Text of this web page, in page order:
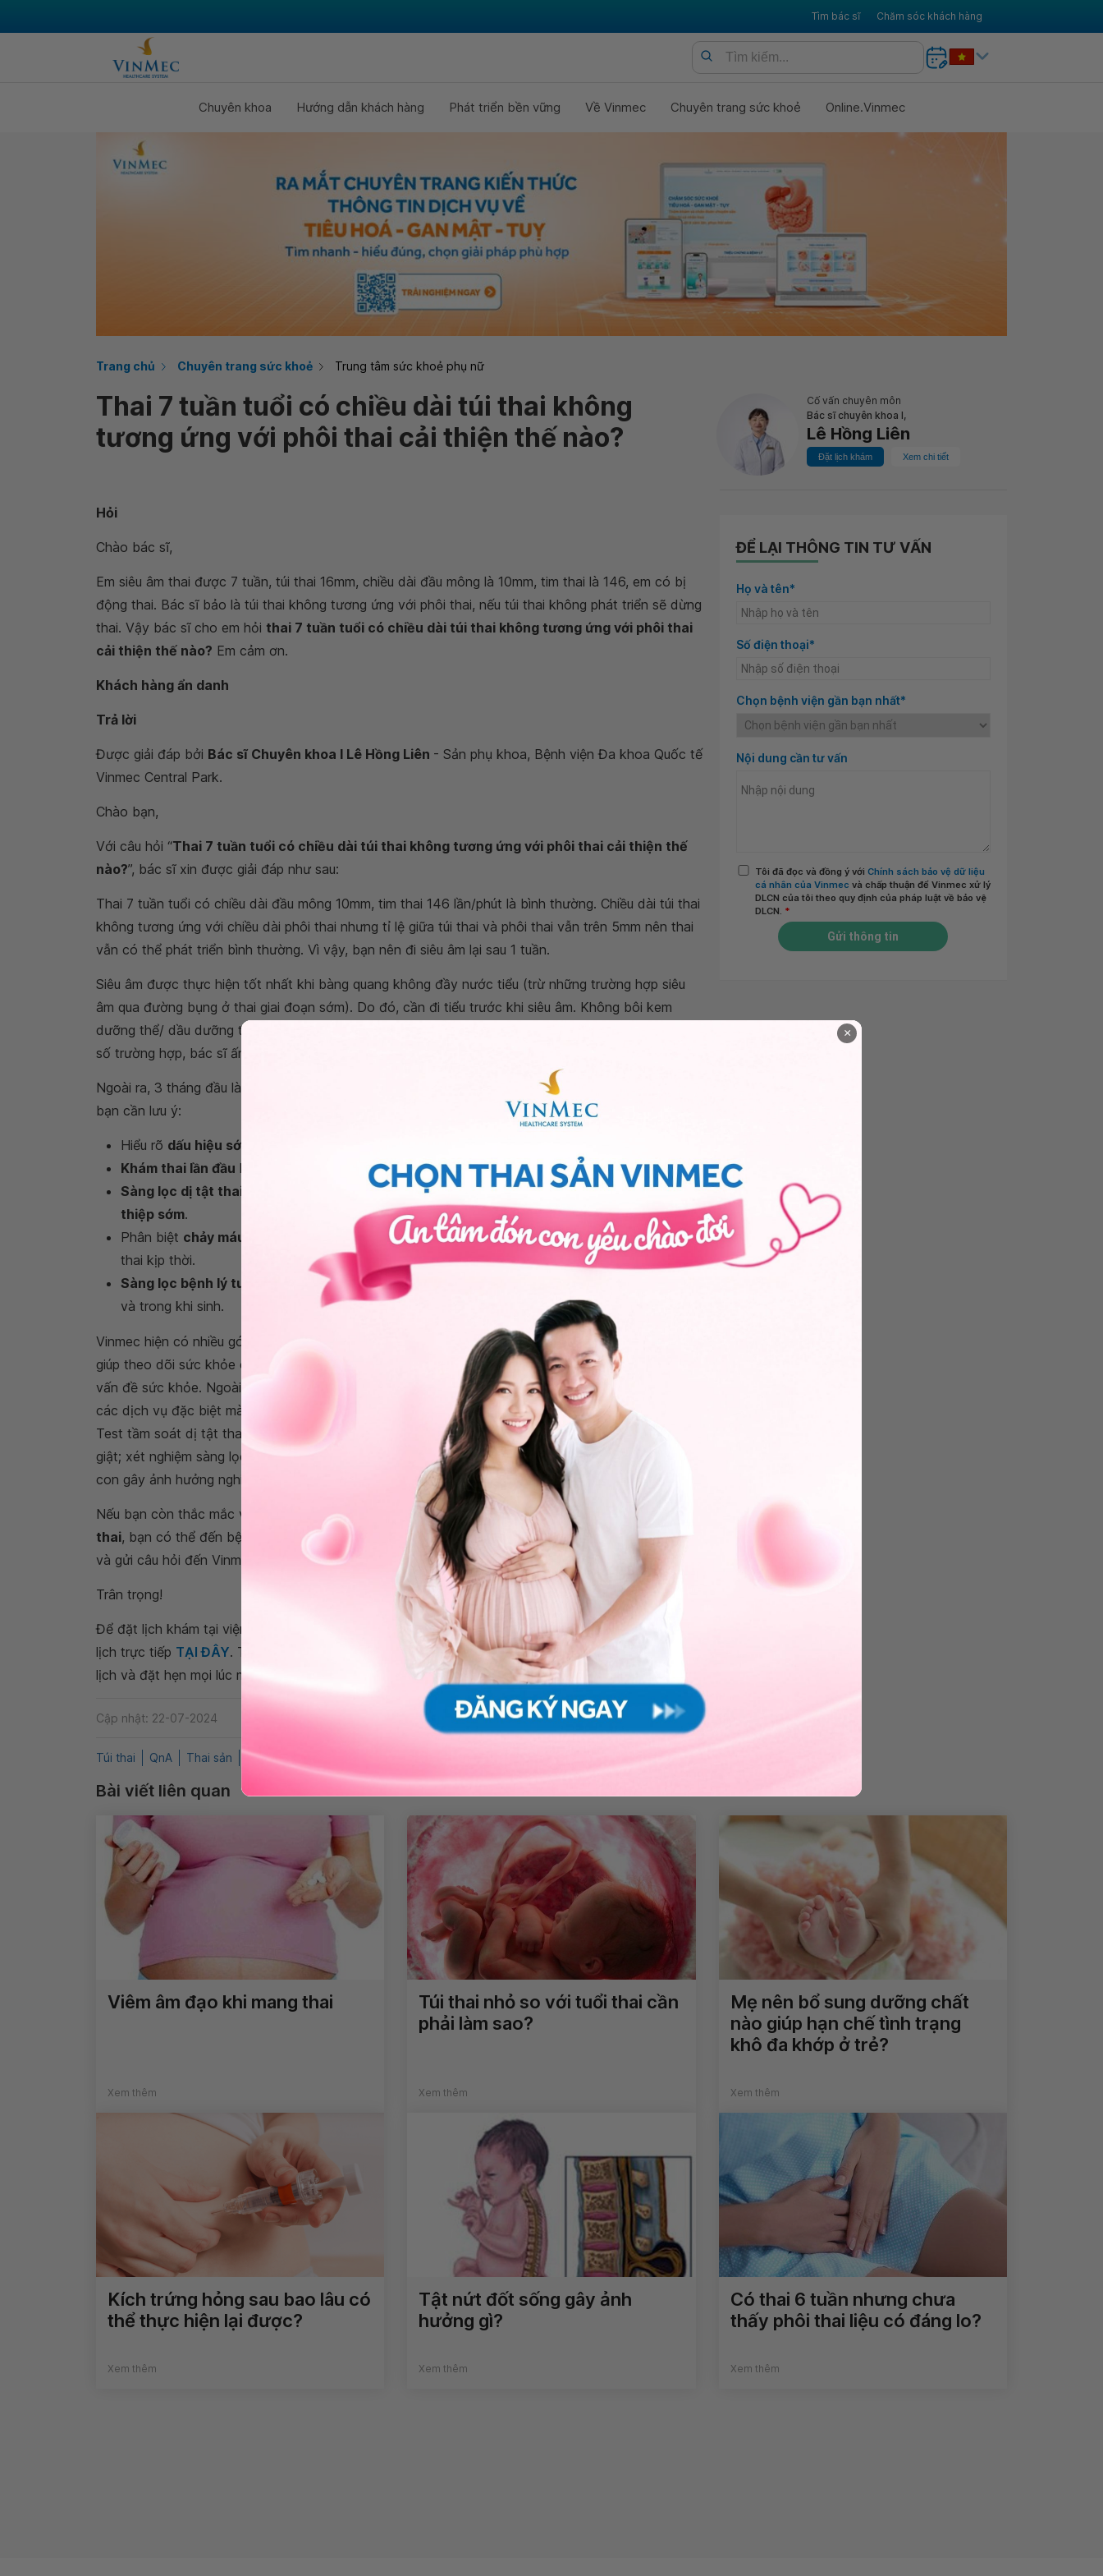
Tìm bác sĩ Chăm sóc khách hàng
Chuyên khoa Hướng dẫn khách hàng Phát triển bền vững Về Vinmec Chuyên trang sức khoẻ Online.Vinmec
Trang chủ Chuyên trang sức khoẻ Trung tâm sức khoẻ phụ nữ
Thai 7 tuần tuổi có chiều dài túi thai không
tương ứng với phôi thai cải thiện thế nào?
Cố vấn chuyên môn
Bác sĩ chuyên khoa I,
Lê Hồng Liên
Đặt lịch khám Xem chi tiết
Hỏi
Chào bác sĩ,
Em siêu âm thai được 7 tuần, túi thai 16mm, chiều dài đầu mông là 10mm, tim thai là 146, em có bị
động thai. Bác sĩ bảo là túi thai không tương ứng với phôi thai, nếu túi thai không phát triển sẽ dừng
thai. Vậy bác sĩ cho em hỏi thai 7 tuần tuổi có chiều dài túi thai không tương ứng với phôi thai
cải thiện thế nào? Em cảm ơn.
Khách hàng ẩn danh
Trả lời
Được giải đáp bởi Bác sĩ Chuyên khoa I Lê Hồng Liên - Sản phụ khoa, Bệnh viện Đa khoa Quốc tế
Vinmec Central Park.
Chào bạn,
Với câu hỏi “Thai 7 tuần tuổi có chiều dài túi thai không tương ứng với phôi thai cải thiện thế
nào?”, bác sĩ xin được giải đáp như sau:
Thai 7 tuần tuổi có chiều dài đầu mông 10mm, tim thai 146 lần/phút là bình thường. Chiều dài túi thai
không tương ứng với chiều dài phôi thai nhưng tỉ lệ giữa túi thai và phôi thai vẫn trên 5mm nên thai
vẫn có thể phát triển bình thường. Vì vậy, bạn nên đi siêu âm lại sau 1 tuần.
Siêu âm được thực hiện tốt nhất khi bàng quang không đầy nước tiểu (trừ những trường hợp siêu
âm qua đường bụng ở thai giai đoạn sớm). Do đó, cần đi tiểu trước khi siêu âm. Không bôi kem
dưỡng thể/ dầu dưỡng trong vòng 48 tiếng trước khi siêu âm. Siêu âm không gây đau. Tuy nhiên, 1
số trường hợp, bác sĩ ấn đầu dò hơi mạnh có thể gây khó chịu.
Ngoài ra, 3 tháng đầu là thời điểm nhạy cảm nhất trong suốt thai kỳ. Để mẹ và bé được khỏe mạnh,
bạn cần lưu ý:
Hiểu rõ dấu hiệu sớm khi mang thai
Khám thai lần đầu kịp thời, đúng và đủ, tránh khám quá sớm/ quá muộn.
Sàng lọc dị tật thai nhi tuần thứ 12
phát hiện những dị tật thai nhi nguy hiểm có thể can
thiệp sớm.
Phân biệt chảy máu âm đạo thông thường và chảy máu âm đạo bệnh lýđể can thiệp giữ
thai kịp thời.
Sàng lọc bệnh lý tuyến giáp trong 3 tháng đầu thai kỳ
và trong khi sinh.
Vinmec hiện có nhiều gói thai sản (12-27-36 tuần), trong đó chương trình thai sản trọn gói 12 tuần
giúp theo dõi sức khỏe của mẹ và bé ngay từ đầu thai kỳ, phát hiện sớm và can thiệp kịp thời các
vấn đề sức khỏe. Ngoài các dịch vụ thông thường, chương trình theo dõi thai sản từ 12 tuần có
các dịch vụ đặc biệt mà các gói thai sản khác không có như: xét nghiệm Double Test hoặc Triple
Test tầm soát dị tật thai nhi; xét nghiệm định lượng yếu tố tân tạo mạch máu chẩn đoán tiền sản
giật; xét nghiệm sàng lọc tuyến giáp; xét nghiệm Rubella; xét nghiệm ký sinh trùng lây từ mẹ sang
con gây ảnh hưởng nghiêm trọng đến sự phát triển não bộ và thể chất của bé sau sinh.
Nếu bạn còn thắc mắc về việc
thai 7 tuần tuổi có chiều dài túi thai không tương ứng với phôi
thai, bạn có thể đến bệnh viện thuộc Hệ thống Y tế Vinmecđể kiểm tra. Cảm ơn bạn đã tin tưởng
và gửi câu hỏi đến Vinmec. Chúc bạn có thật nhiều sức khỏe.
Trân trọng!
Để đặt lịch khám tại viện, Quý khách vui lòng bấm số HOTLINE , đặt muaGÓI DỊCH VỤhoặc đặt
lịch trực tiếp TẠI ĐÂY. Tải và đặt lịch khám tự động trên ứng dụng My Vinmec để quản lý, theo dõi
lịch và đặt hẹn mọi lúc mọi nơi ngay trên ứng dụng.
Cập nhật: 22-07-2024 Chia sẻ
Túi thai QnA Thai sản Phôi thai
ĐỂ LẠI THÔNG TIN TƯ VẤN
Họ và tên*
Số điện thoại*
Chọn bệnh viện gần bạn nhất*
Nội dung cần tư vấn
Tôi đã đọc và đồng ý với Chính sách bảo vệ dữ liệu
cá nhân của Vinmec và chấp thuận để Vinmec xử lý
DLCN của tôi theo quy định của pháp luật về bảo vệ
DLCN. *
Gửi thông tin
Bài viết liên quan
Viêm âm đạo khi mang thai
Xem thêm
Túi thai nhỏ so với tuổi thai cần
phải làm sao?
Xem thêm
Mẹ nên bổ sung dưỡng chất
nào giúp hạn chế tình trạng
khô đa khớp ở trẻ?
Xem thêm
Kích trứng hỏng sau bao lâu có
thể thực hiện lại được?
Xem thêm
Tật nứt đốt sống gây ảnh
hưởng gì?
Xem thêm
Có thai 6 tuần nhưng chưa
thấy phôi thai liệu có đáng lo?
Xem thêm
×